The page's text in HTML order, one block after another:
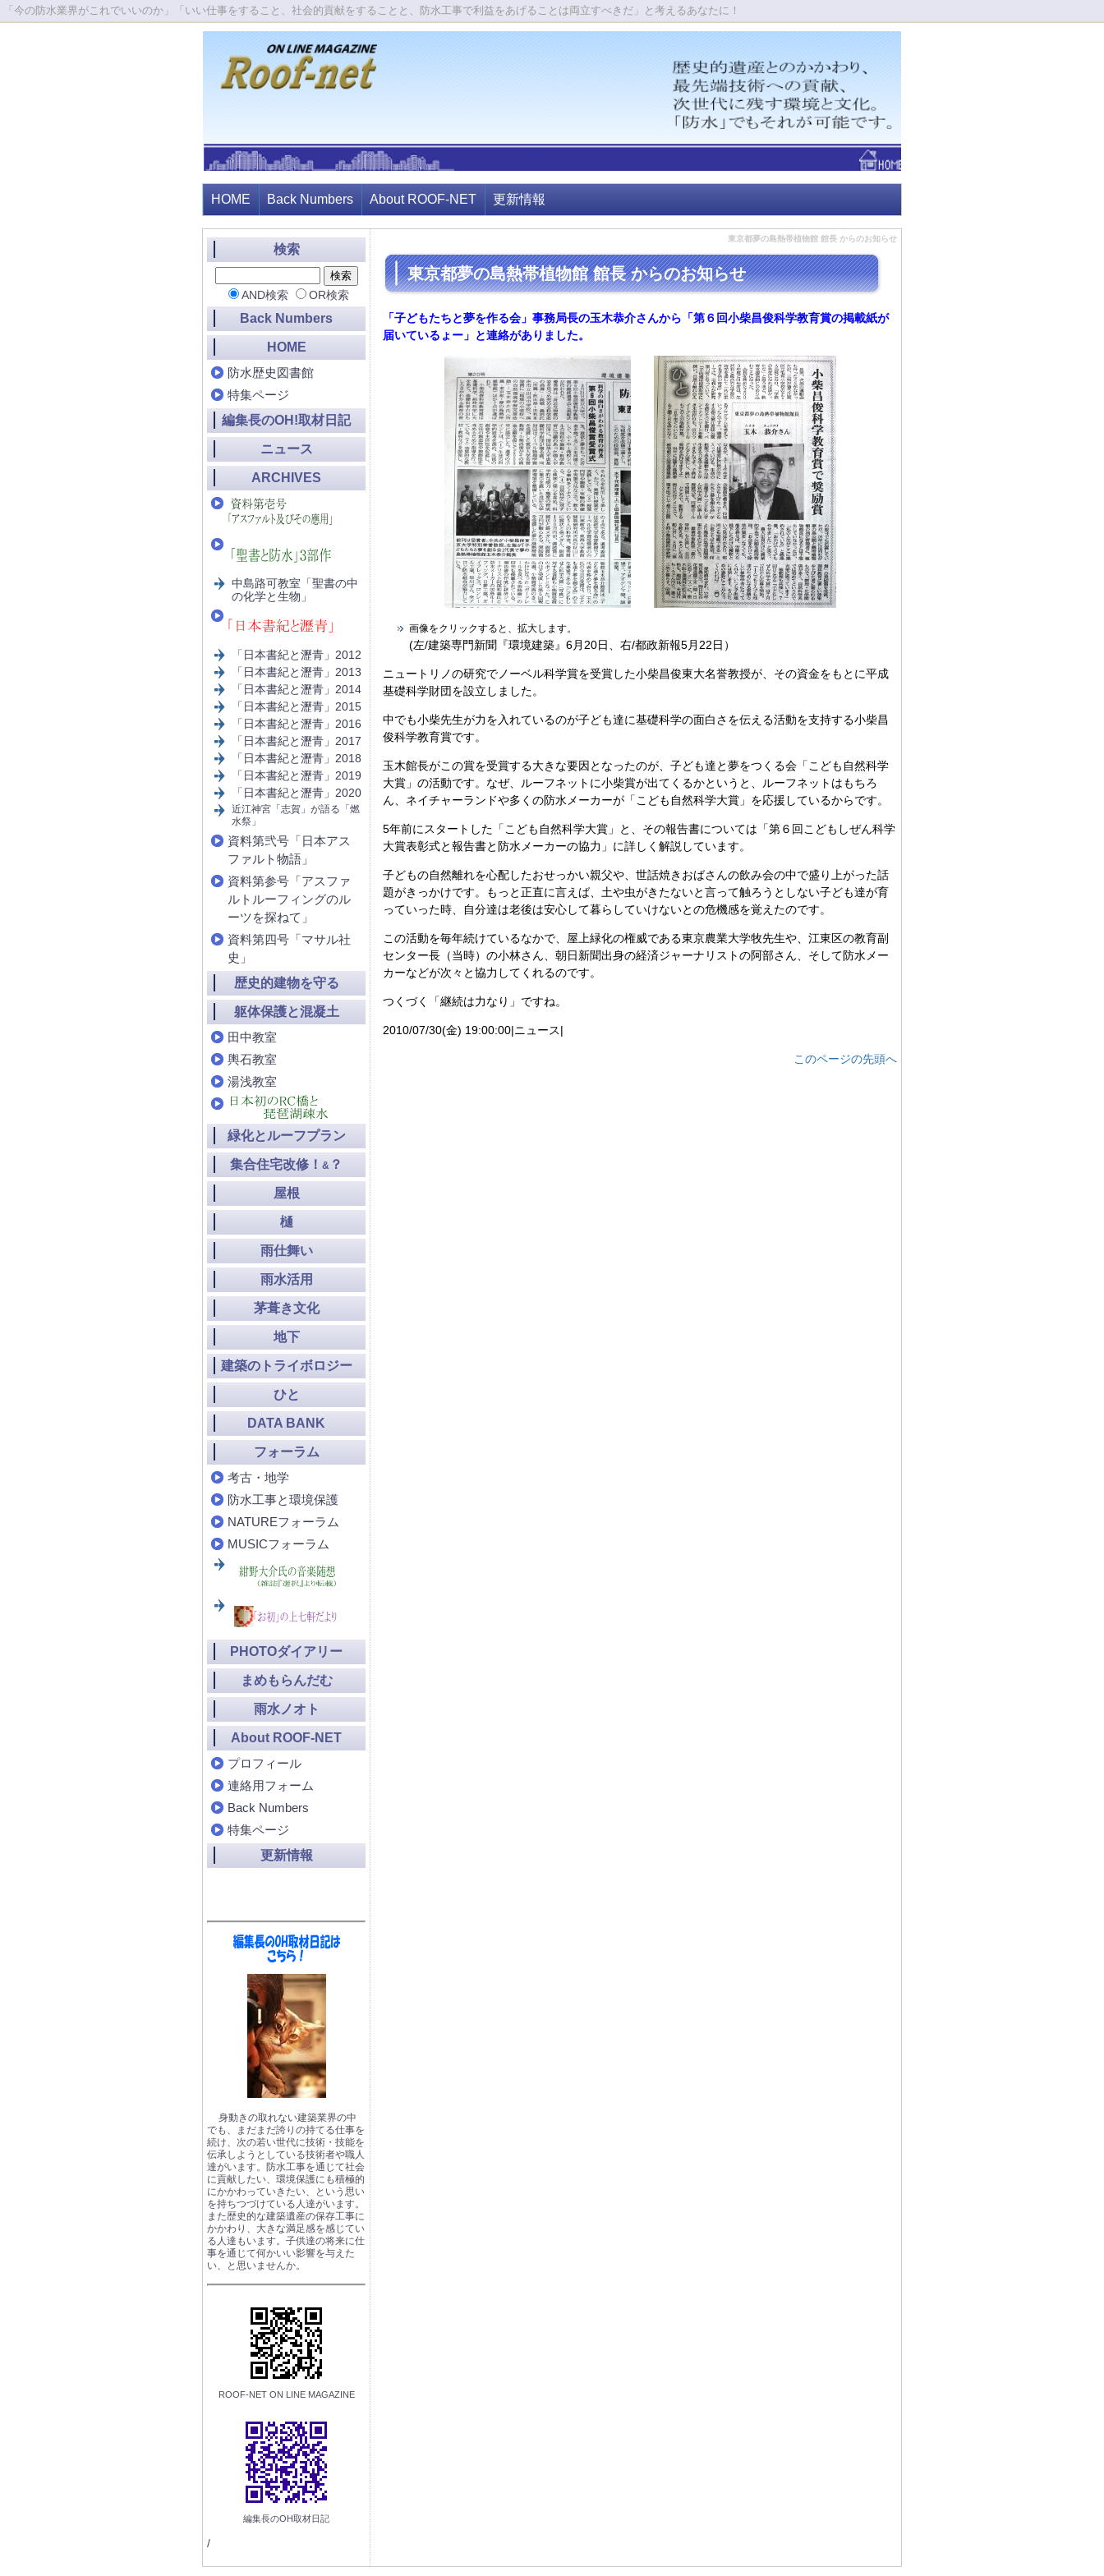
「今の防水業界がこれでいいのか」「いい仕事をすること、社会的貢献をすることと、防水工事で利益をあげることは両立すべきだ」と考えるあなたに！
HOME Back Numbers About ROOF-NET 更新情報
東京都夢の島熱帯植物館 館長 からのお知らせ
東京都夢の島熱帯植物館 館長 からのお知らせ
「子どもたちと夢を作る会」事務局長の玉木恭介さんから「第６回小柴昌俊科学教育賞の掲載紙が
届いているょー」と連絡がありました。
画像をクリックすると、拡大します。
(左/建築専門新聞『環境建築』6月20日、右/都政新報5月22日）
ニュートリノの研究でノーベル科学賞を受賞した小柴昌俊東大名誉教授が、その資金をもとに平成
基礎科学財団を設立しました。
中でも小柴先生が力を入れているのが子ども達に基礎科学の面白さを伝える活動を支持する小柴昌
俊科学教育賞です。
玉木館長がこの賞を受賞する大きな要因となったのが、子ども達と夢をつくる会「こども自然科学
大賞」の活動です。なぜ、ルーフネットに小柴賞が出てくるかというと、ルーフネットはもちろ
ん、ネイチャーランドや多くの防水メーカーが「こども自然科学大賞」を応援しているからです。
5年前にスタートした「こども自然科学大賞」と、その報告書については「第６回こどもしぜん科学
大賞表彰式と報告書と防水メーカーの協力」に詳しく解説しています。
子どもの自然離れを心配したおせっかい親父や、世話焼きおばさんの飲み会の中で盛り上がった話
題がきっかけです。もっと正直に言えば、土や虫がきたないと言って触ろうとしない子ども達が育
っていった時、自分達は老後は安心して暮らしていけないとの危機感を覚えたのです。
この活動を毎年続けているなかで、屋上緑化の権威である東京農業大学牧先生や、江東区の教育副
センター長（当時）の小林さん、朝日新聞出身の経済ジャーナリストの阿部さん、そして防水メー
カーなどが次々と協力してくれるのです。
つくづく「継続は力なり」ですね。
2010/07/30(金) 19:00:00|ニュース|
このページの先頭へ
検索
AND検索 OR検索
Back Numbers
HOME
防水歴史図書館
特集ページ
編集長のOH!取材日記
ニュース
ARCHIVES
中島路可教室「聖書の中
の化学と生物」
「日本書紀と瀝青」2012
「日本書紀と瀝青」2013
「日本書紀と瀝青」2014
「日本書紀と瀝青」2015
「日本書紀と瀝青」2016
「日本書紀と瀝青」2017
「日本書紀と瀝青」2018
「日本書紀と瀝青」2019
「日本書紀と瀝青」2020
近江神宮「志賀」が語る「燃
水祭」
資料第弐号「日本アス
ファルト物語」
資料第参号「アスファ
ルトルーフィングのル
ーツを探ねて」
資料第四号「マサル社
史」
歴史的建物を守る
躯体保護と混凝土
田中教室
輿石教室
湯浅教室
緑化とルーフプラン
集合住宅改修！ & ？
屋根
樋
雨仕舞い
雨水活用
茅葺き文化
地下
建築のトライボロジー
ひと
DATA BANK
フォーラム
考古・地学
防水工事と環境保護
NATUREフォーラム
MUSICフォーラム
PHOTOダイアリー
まめもらんだむ
雨水ノオト
About ROOF-NET
プロフィール
連絡用フォーム
Back Numbers
特集ページ
更新情報
身動きの取れない建築業界の中
でも、まだまだ誇りの持てる仕事を
続け、次の若い世代に技術・技能を
伝承しようとしている技術者や職人
達がいます。防水工事を通じて社会
に貢献したい、環境保護にも積極的
にかかわっていきたい、という思い
を持ちつづけている人達がいます。
また歴史的な建築遺産の保存工事に
かかわり、大きな満足感を感じてい
る人達もいます。子供達の将来に仕
事を通じて何かいい影響を与えた
い、と思いませんか。
ROOF-NET ON LINE MAGAZINE
編集長のOH取材日記
/